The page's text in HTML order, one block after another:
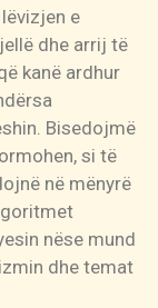
e
dhe arrij të
kanë ardhur
Bisedojmë
si të
në mënyrë
nëse mund
dhe temat